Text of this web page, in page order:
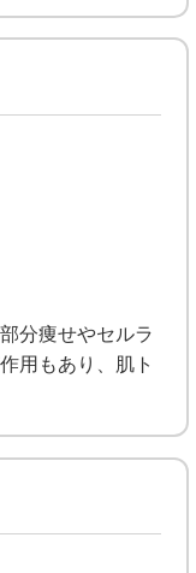
分痩せやセルラ
用もあり、肌ト